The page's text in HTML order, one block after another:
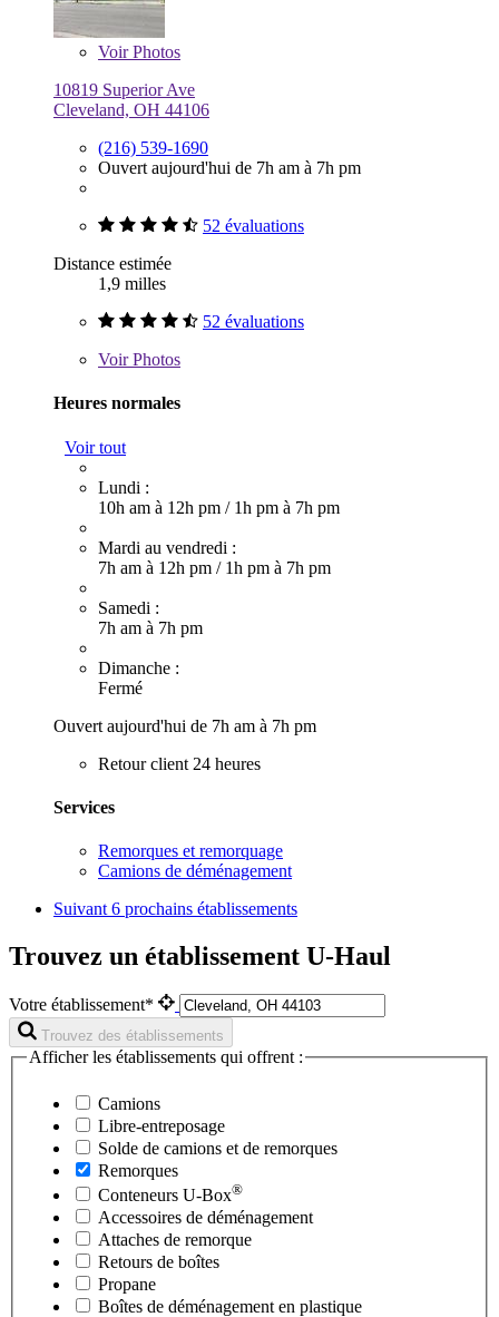
VoirPhotos
10819 Superior Ave
Cleveland, OH 44106
(216) 539-1690
Ouvert aujourd'hui de 7h am à 7h pm
52 évaluations
Distance estimée
1,9 milles
52 évaluations
VoirPhotos
Heures normales
Voir tout
Lundi :
10h am à 12h pm / 1h pm à 7h pm
Mardi au vendredi :
7h am à 12h pm / 1h pm à 7h pm
Samedi :
7h am à 7h pm
Dimanche :
Fermé
Ouvert aujourd'hui de 7h am à 7h pm
Retour client 24 heures
Services
Remorques et remorquage
Camions de déménagement
Suivant 6 prochains établissements
Trouvez un établissement U-Haul
Votre établissement*
Trouvez des établissements
Afficher les établissements qui offrent :
Camions
Libre-entreposage
Solde de camions et de remorques
Remorques
Conteneurs U-Box®
Accessoires de déménagement
Attaches de remorque
Retours de boîtes
Propane
Boîtes de déménagement en plastique